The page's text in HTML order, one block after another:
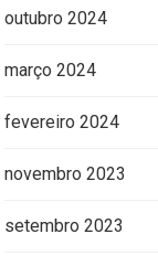
outubro 2024
março 2024
fevereiro 2024
novembro 2023
setembro 2023